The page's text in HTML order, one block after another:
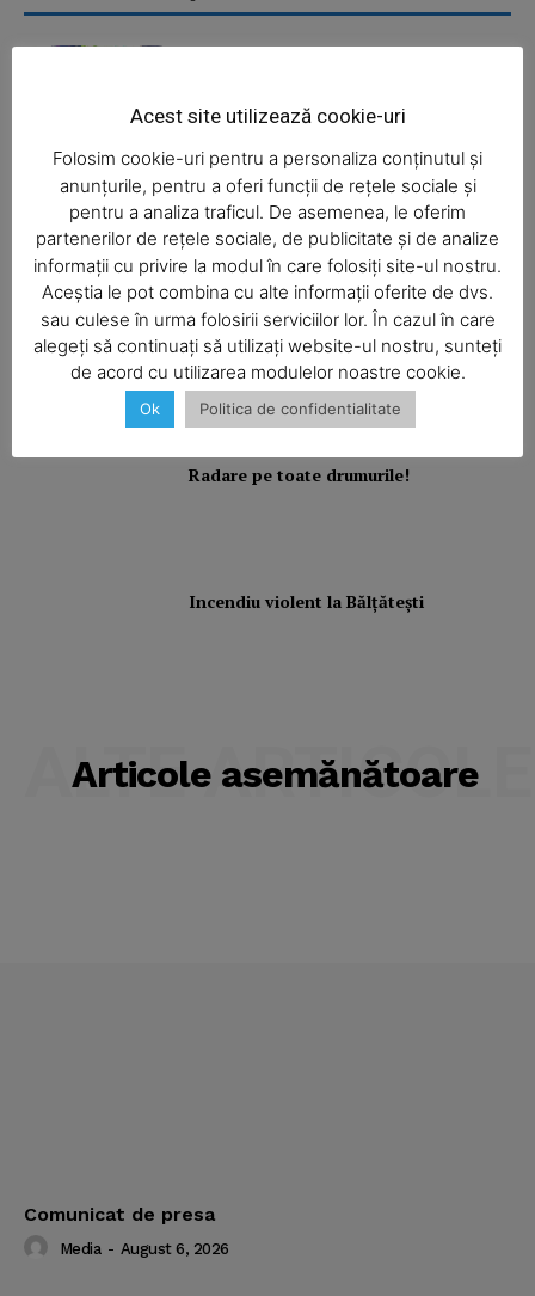
SUBSCRIBE NOW
Company
Mărăţei
Din cauza unei lumânări
nesupravegheate, o bătrână a rămas
fără casă
Camion răsturnat
Radare pe toate drumurile!
Incendiu violent la Bălţăteşti
Articole asemănătoare
ALTE ARTICOLE
Comunicat de presa
Media - August 6, 2026
Acest site utilizează cookie-uri
Folosim cookie-uri pentru a personaliza conținutul și
anunțurile, pentru a oferi funcții de rețele sociale și
pentru a analiza traficul. De asemenea, le oferim
partenerilor de rețele sociale, de publicitate și de analize
informații cu privire la modul în care folosiți site-ul nostru.
Aceștia le pot combina cu alte informații oferite de dvs.
sau culese în urma folosirii serviciilor lor. În cazul în care
alegeți să continuați să utilizați website-ul nostru, sunteți
de acord cu utilizarea modulelor noastre cookie.
Ok Politica de confidentialitate